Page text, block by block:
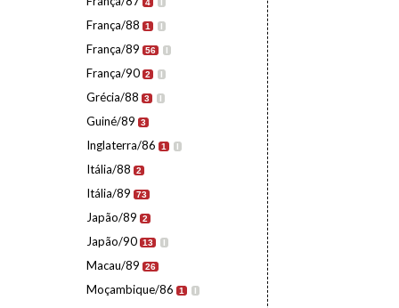
4 I
França/88 1 I
França/89 56 I
França/90 2 I
Grécia/88 3 I
Guiné/89 3
Inglaterra/86 1 I
Itália/88 2
Itália/89 73
Japão/89 2
Japão/90 13 I
Macau/89 26
Moçambique/86 1 I